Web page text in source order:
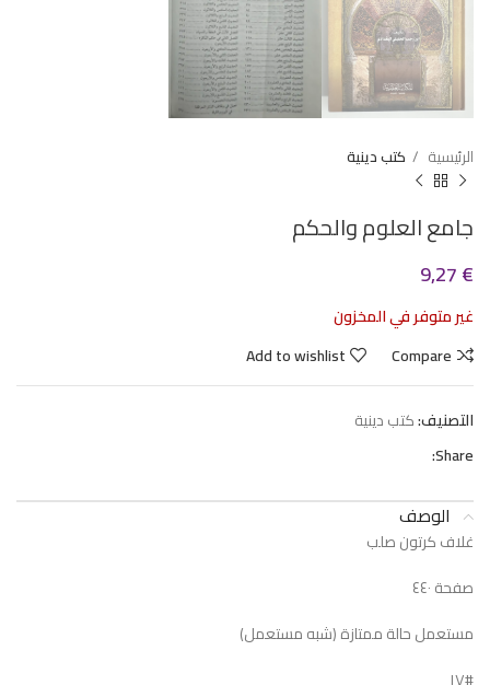
الرئيسية كتب دينية
جامع العلوم والحكم
9,27€
غير متوفر في المخزون
Compare
Add to wishlist
التصنيف:كتب دينية
Share:
الوصف
غلاف كرتون صلب
صفحة ٤٤٠
مستعمل حالة ممتازة (شبه مستعمل)